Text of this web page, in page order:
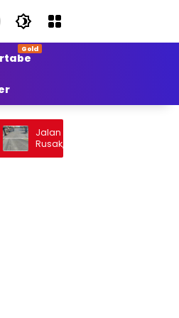
Jalan Arteri Stabat–Pangkalan Brandan
Rusak, Pengendara Terancam Celaka